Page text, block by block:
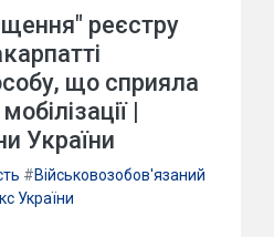
реєстру
що сприяла
|
України
#Військовозобов'язаний
України